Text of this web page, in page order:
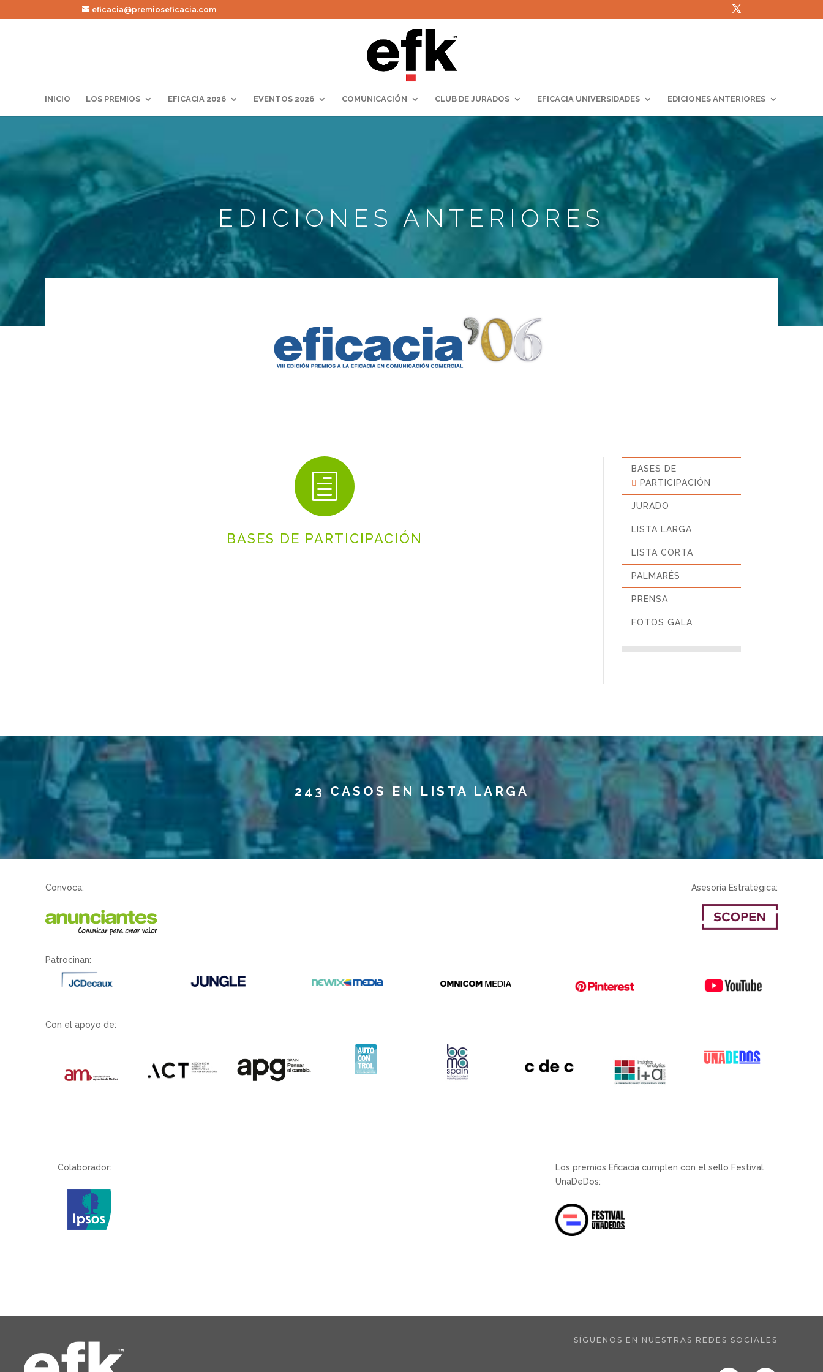
eficacia@premioseficacia.com
INICIO LOS PREMIOS EFICACIA 2026 EVENTOS 2026 COMUNICACIÓN CLUB DE JURADOS EFICACIA UNIVERSIDADES EDICIONES ANTERIORES
EDICIONES ANTERIORES
h
BASES DE PARTICIPACIÓN
BASES DE
PARTICIPACIÓN
JURADO
LISTA LARGA
LISTA CORTA
PALMARÉS
PRENSA
FOTOS GALA
243 CASOS EN LISTA LARGA
Convoca: Asesoría Estratégica:
Patrocinan:
Con el apoyo de:
Colaborador:
Los premios Eficacia cumplen con el sello Festival
UnaDeDos:
SÍGUENOS EN NUESTRAS REDES SOCIALES